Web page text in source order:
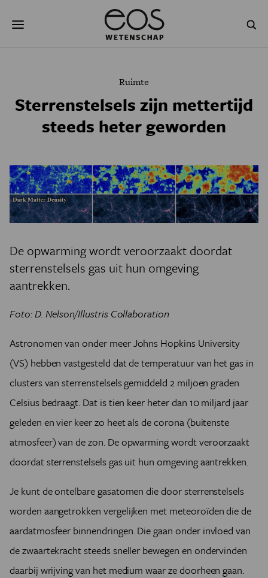
naar
NATUURWETENSCHAPPEN GESCHIEDENIS
PODCAST AGENDA
JONGE UITDAGERS
Ruimte
Sterrenstelsels zijn mettertijd
steeds heter geworden
De opwarming wordt veroorzaakt doordat
sterrenstelsels gas uit hun omgeving
aantrekken.
Foto: D. Nelson/Illustris Collaboration
Astronomen van onder meer Johns Hopkins University
(VS) hebben vastgesteld dat de temperatuur van het gas in
clusters van sterrenstelsels gemiddeld 2 miljoen graden
Celsius bedraagt. Dat is tien keer heter dan 10 miljard jaar
geleden en vier keer zo heet als de corona (buitenste
atmosfeer) van de zon. De opwarming wordt veroorzaakt
doordat sterrenstelsels gas uit hun omgeving aantrekken.
Je kunt de ontelbare gasatomen die door sterrenstelsels
worden aangetrokken vergelijken met meteoroïden die de
aardatmosfeer binnendringen. Die gaan onder invloed van
de zwaartekracht steeds sneller bewegen en ondervinden
daarbij wrijving van het medium waar ze doorheen gaan.